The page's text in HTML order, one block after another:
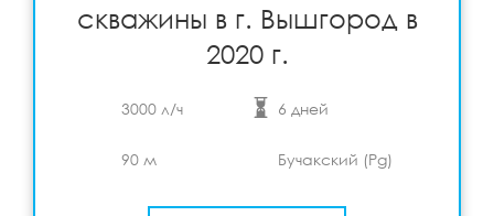
скважины в г. Вышгород в
2020 г.
3000 л/ч 6 дней
90 м Бучакский (Pg)